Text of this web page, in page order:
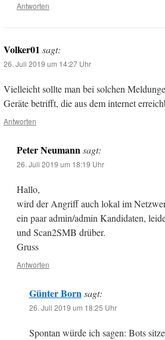
Antworten
Volker01 sagt:
26. Juli 2019 um 14:27 Uhr
Vielleicht sollte man bei solchen
Geräte betrifft, die aus dem internet
Antworten
Peter Neumann sagt:
26. Juli 2019 um 18:19 Uhr
Hallo,
wird der Angriff auch lokal im
ein paar admin/admin Kandidaten,
und Scan2SMB drüber.
Gruss
Antworten
Günter Born sagt:
26. Juli 2019 um 18:25 Uhr
Spontan würde ich sagen: Bots